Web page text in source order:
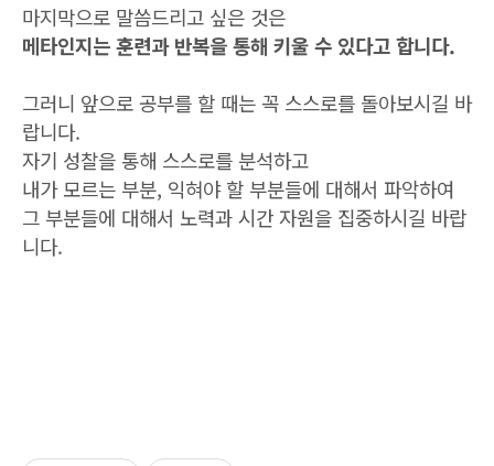
마지막으로 말씀드리고 싶은 것은
메타인지는 훈련과 반복을 통해 키울 수 있다고 합니다.
그러니 앞으로 공부를 할 때는 꼭 스스로를 돌아보시길 바
랍니다.
자기 성찰을 통해 스스로를 분석하고
내가 모르는 부분, 익혀야 할 부분들에 대해서 파악하여
그 부분들에 대해서 노력과 시간 자원을 집중하시길 바랍
니다.